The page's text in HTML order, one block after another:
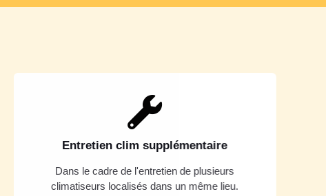
Entretien clim supplémentaire
Dans le cadre de l'entretien de plusieurs
climatiseurs localisés dans un même lieu.